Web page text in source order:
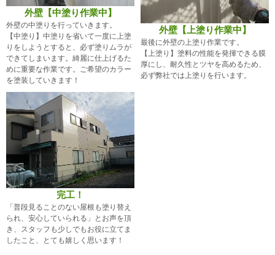
外壁【中塗り作業中】
外壁の中塗りを行っていきます。
【中塗り】中塗りを省いて一度に上塗
りをしようとすると、必ず塗りムラが
できてしまいます。綺麗に仕上げるた
めに重要な作業です。ご希望のカラー
を塗装していきます！
外壁【上塗り作業中】
最後に外壁の上塗り作業です。
【上塗り】塗料の性能を発揮できる膜
厚にし、耐久性とツヤを高めるため、
必ず弊社では上塗りを行います。
完工！
「普段見ることのない屋根も塗り替え
られ、安心していられる」とお声を頂
き、スタッフも少しでもお役に立てま
したこと、とても嬉しく思います！